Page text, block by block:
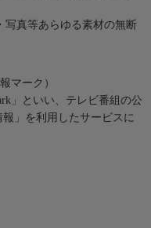
写真等あらゆる素材の無断
マーク）
」といい、テレビ番組の公
」を利用したサービスに